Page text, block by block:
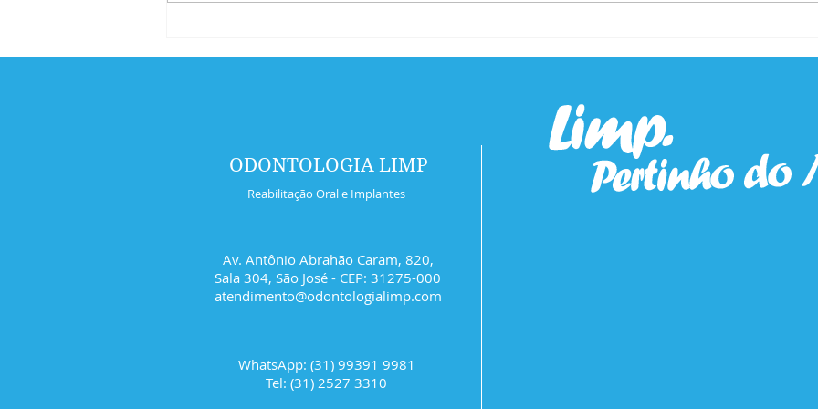
ODONTOLOGIA LIMP
Reabilitação Oral e Implantes
Av. Antônio Abrahão Caram, 820,
Sala 304, São José - CEP: 31275-000
atendimento@odontologialimp.com
WhatsApp: (31) 99391 9981
Tel: (31) 2527 3310